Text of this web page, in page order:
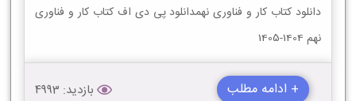
دانلود کتاب کار و فناوری نهمدانلود پی دی اف کتاب کار و فناوری
نهم 1404-1405
+ ادامه مطلب بازدید: 4993